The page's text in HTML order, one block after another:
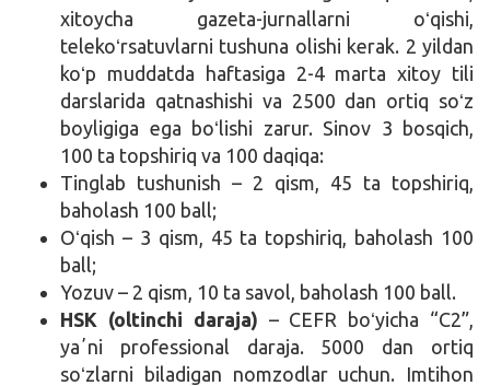
xitoycha gazeta-jurnallarni oʻqishi,
telekoʻrsatuvlarni tushuna olishi kerak. 2 yildan
koʻp muddatda haftasiga 2-4 marta xitoy tili
darslarida qatnashishi va 2500 dan ortiq soʻz
boyligiga ega boʻlishi zarur. Sinov 3 bosqich,
100 ta topshiriq va 100 daqiqa:
Tinglab tushunish – 2 qism, 45 ta topshiriq,
baholash 100 ball;
Oʻqish – 3 qism, 45 ta topshiriq, baholash 100
ball;
Yozuv – 2 qism, 10 ta savol, baholash 100 ball.
HSK (oltinchi daraja) – CEFR boʻyicha “C2”,
yaʼni professional daraja. 5000 dan ortiq
soʻzlarni biladigan nomzodlar uchun. Imtihon